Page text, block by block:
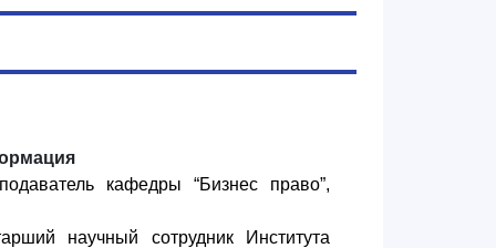
кафедры “Бизнес право”,
научный сотрудник Института